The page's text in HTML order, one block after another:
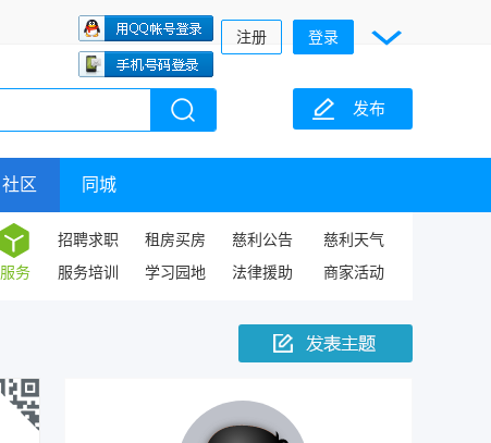
注册 登录
发布
社区 同城
服务
招聘求职 租房买房 慈利公告
慈利天气
服务培训
学习园地 法律援助 商家活动